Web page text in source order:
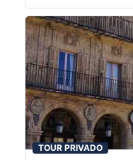
TOUR PRIVADO